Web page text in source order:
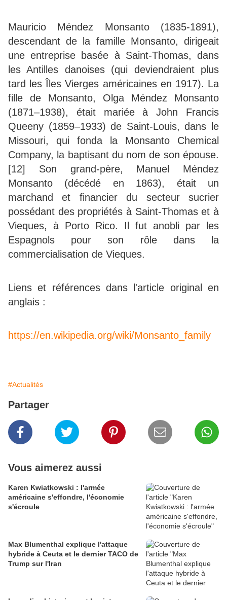
Mauricio Méndez Monsanto (1835-1891),
descendant de la famille Monsanto, dirigeait
une entreprise basée à Saint-Thomas, dans
les Antilles danoises (qui deviendraient plus
tard les Îles Vierges américaines en 1917). La
fille de Monsanto, Olga Méndez Monsanto
(1871–1938), était mariée à John Francis
Queeny (1859–1933) de Saint-Louis, dans le
Missouri, qui fonda la Monsanto Chemical
Company, la baptisant du nom de son épouse.
[12] Son grand-père, Manuel Méndez
Monsanto (décédé en 1863), était un
marchand et financier du secteur sucrier
possédant des propriétés à Saint-Thomas et à
Vieques, à Porto Rico. Il fut anobli par les
Espagnols pour son rôle dans la
commercialisation de Vieques.
Liens et références dans l'article original en
anglais :
https://en.wikipedia.org/wiki/Monsanto_family
#Actualités
Partager
Vous aimerez aussi
Karen Kwiatkowski : l'armée
américaine s'effondre, l'économie
s'écroule
Max Blumenthal explique l'attaque
hybride à Ceuta et le dernier TACO de
Trump sur l'Iran